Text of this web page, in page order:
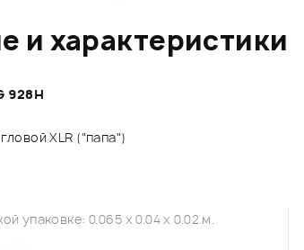
и характеристики
928H
XLR ("папа")
упаковке: 0.065 x 0.04 x 0.02 м.